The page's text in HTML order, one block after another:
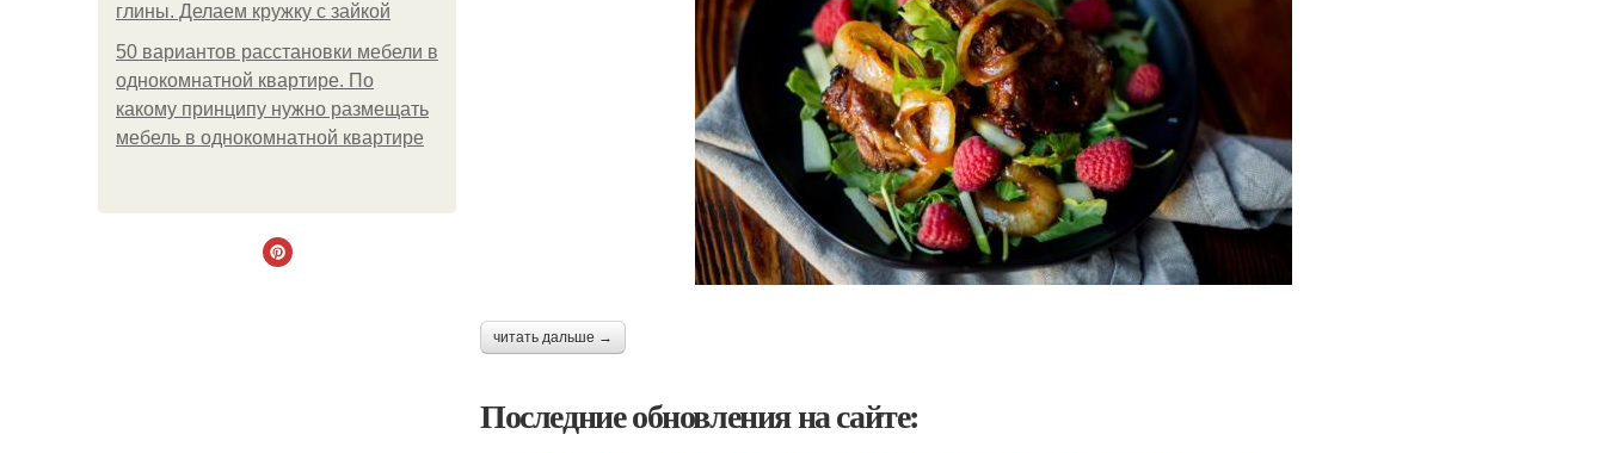
глины. Делаем кружку с зайкой
50 вариантов расстановки мебели в
однокомнатной квартире. По
какому принципу нужно размещать
мебель в однокомнатной квартире
читать дальше →
Последние обновления на сайте: